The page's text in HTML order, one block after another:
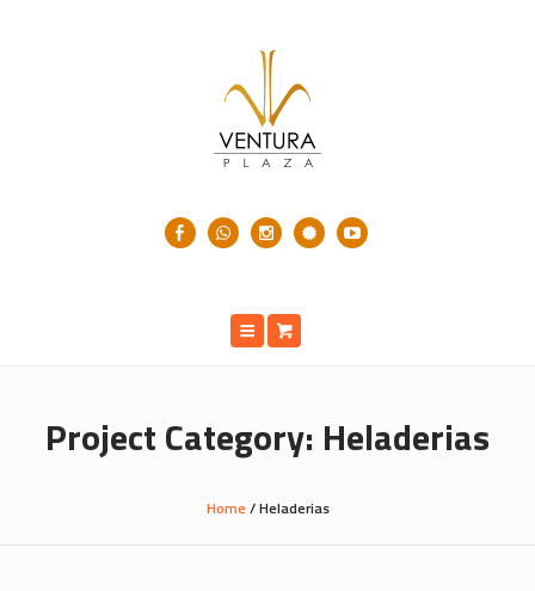
Project Category: Heladerias
Home /Heladerias